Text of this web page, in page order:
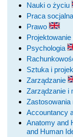
Nauki o życiu
Praca socjalna
Prawo
Psychologia
Sztuka i
Zarządzanie
Zarządzanie i
Accountancy
Anatomy and
and Human